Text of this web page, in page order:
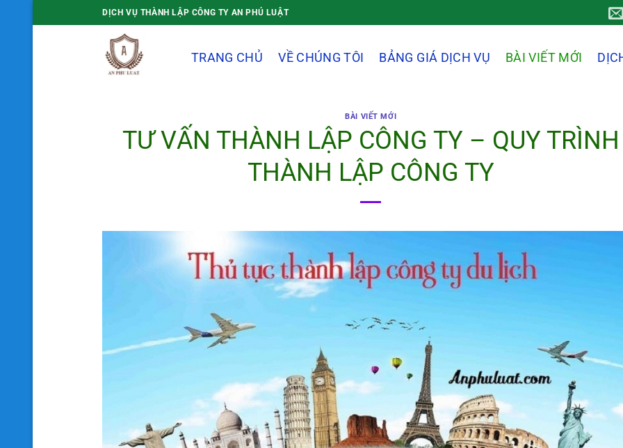
qua
DỊCH VỤ THÀNH LẬP CÔNG TY AN PHÚ LUẬT
TRANG CHỦ VỀ CHÚNG TÔI BẢNG GIÁ DỊCH VỤ BÀI VIẾT MỚI
BÀI VIẾT MỚI
TƯ VẤN THÀNH LẬP CÔNG TY – QUY TRÌNH
THÀNH LẬP CÔNG TY